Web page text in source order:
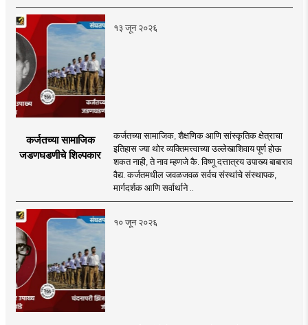
१३ जून २०२६
कर्जतच्या सामाजिक
जडणघडणीचे शिल्पकार
कर्जतच्या सामाजिक, शैक्षणिक आणि सांस्कृतिक क्षेत्राचा
इतिहास ज्या थोर व्यक्तिमत्त्वाच्या उल्लेखाशिवाय पूर्ण होऊ
शकत नाही, ते नाव म्हणजे कै. विष्णू दत्तात्रय उपाख्य बाबाराव
वैद्य. कर्जतमधील जवळजवळ सर्वच संस्थांचे संस्थापक,
मार्गदर्शक आणि सर्वार्थाने ..
१० जून २०२६